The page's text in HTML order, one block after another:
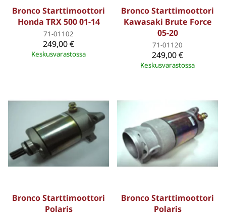
Bronco Starttimoottori
Honda TRX 500 01-14
71-01102
249,00 €
Keskusvarastossa
Bronco Starttimoottori
Kawasaki Brute Force
05-20
71-01120
249,00 €
Keskusvarastossa
Bronco Starttimoottori
Polaris
Bronco Starttimoottori
Polaris